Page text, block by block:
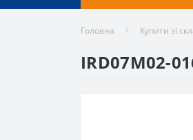
Головна Купити зі
IRD07M02-